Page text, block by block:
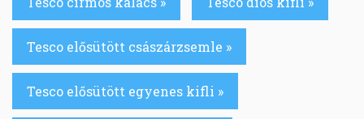
Tesco elősütött császárzsemle »
Tesco elősütött egyenes kifli »